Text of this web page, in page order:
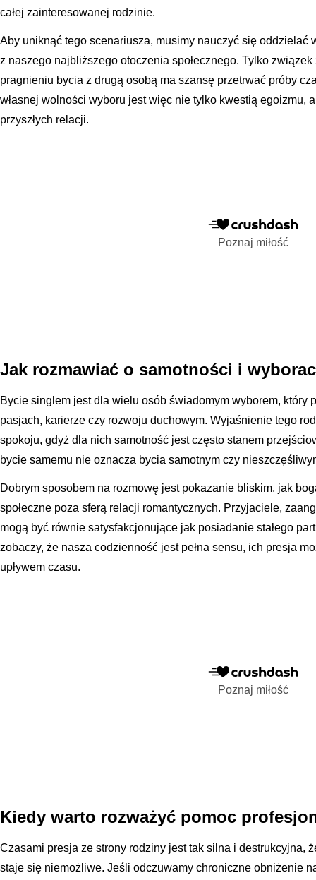
całej zainteresowanej rodzinie.
Aby uniknąć tego scenariusza, musimy nauczyć się oddzielać
z naszego najbliższego otoczenia społecznego. Tylko
pragnieniu bycia z drugą osobą ma szansę przetrwać próby
własnej wolności wyboru jest więc nie tylko kwestią egoizmu,
przyszłych relacji.
Poznaj miłość
Jak rozmawiać o samotności i
Bycie singlem jest dla wielu osób świadomym wyborem, który
pasjach, karierze czy rozwoju duchowym. Wyjaśnienie tego
spokoju, gdyż dla nich samotność jest często stanem
bycie samemu nie oznacza bycia samotnym czy
Dobrym sposobem na rozmowę jest pokazanie bliskim, jak
społeczne poza sferą relacji romantycznych. Przyjaciele,
mogą być równie satysfakcjonujące jak posiadanie stałego
zobaczy, że nasza codzienność jest pełna sensu, ich presja
upływem czasu.
Poznaj miłość
Kiedy warto rozważyć pomoc
Czasami presja ze strony rodziny jest tak silna i destrukcyjna,
staje się niemożliwe. Jeśli odczuwamy chroniczne obniżenie